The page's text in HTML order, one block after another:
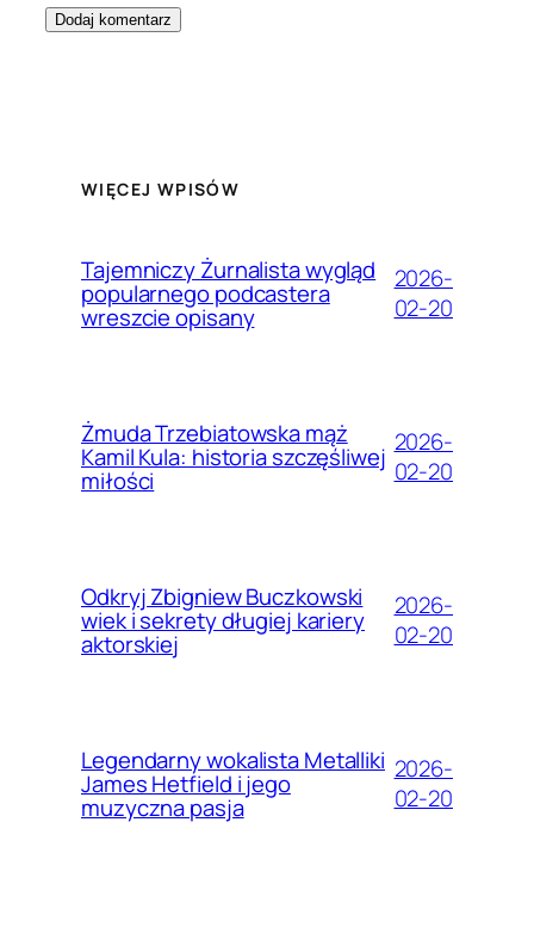
WIĘCEJ WPISÓW
Tajemniczy Żurnalista wygląd
popularnego podcastera
wreszcie opisany
2026-
02-20
Żmuda Trzebiatowska mąż
Kamil Kula: historia szczęśliwej
miłości
2026-
02-20
Odkryj Zbigniew Buczkowski
wiek i sekrety długiej kariery
aktorskiej
2026-
02-20
Legendarny wokalista Metalliki
James Hetfield i jego
muzyczna pasja
2026-
02-20